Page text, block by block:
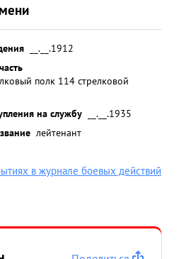
__.__.1912
полк 114 стрелковой
на службу
__.__.1935
лейтенант
в журнале боевых действий